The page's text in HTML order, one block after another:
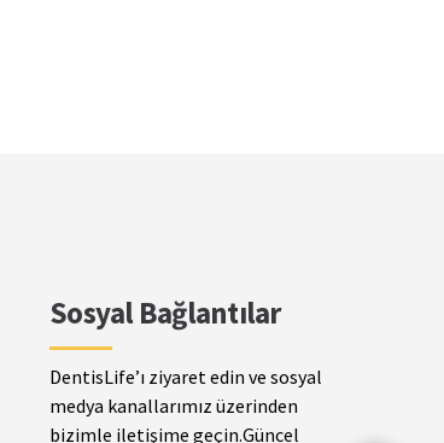
Sosyal Bağlantılar
DentisLife’ı ziyaret edin ve sosyal
medya kanallarımız üzerinden
bizimle iletişime geçin.Güncel